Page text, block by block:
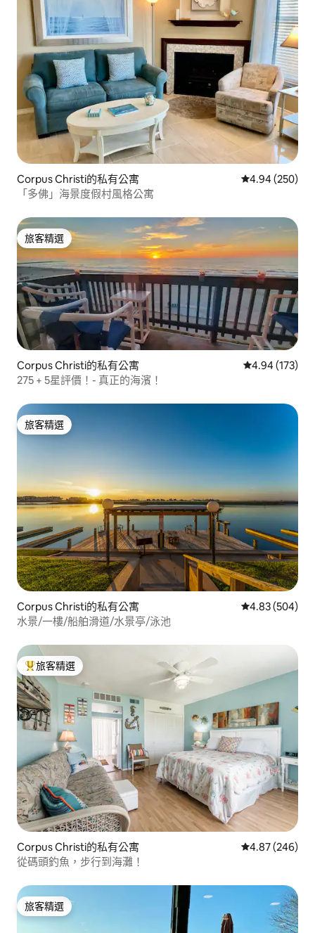
Corpus Christi的私有公寓 從 250 則評價
4.94 (250)
「多佛」海景度假村風格公寓
旅客精選
旅客精選
Corpus Christi的私有公寓 從 173 則評價
4.94 (173)
275 + 5星評價！- 真正的海濱！
旅客精選
旅客精選
Corpus Christi的私有公寓 從 504 則評價
4.83 (504)
水景/一樓/船舶滑道/水景亭/泳池
旅客精選榜首
旅客精選
Corpus Christi的私有公寓 從 246 則評價
4.87 (246)
從碼頭釣魚，步行到海灘！
旅客精選
旅客精選